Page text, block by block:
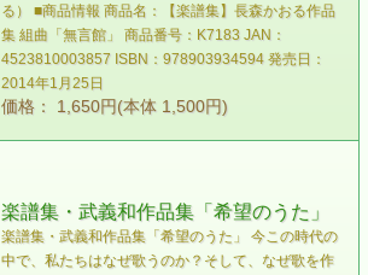
る） ■商品情報 商品名：【楽譜集】長森かおる作品
集 組曲「無言館」 商品番号：K7183 JAN：
4523810003857 ISBN：978903934594 発売日：
2014年1月25日
価格： 1,650円(本体 1,500円)
楽譜集・武義和作品集「希望のうた」
楽譜集・武義和作品集「希望のうた」 今この時代の
中で、私たちはなぜ歌うのか？そして、なぜ歌を作